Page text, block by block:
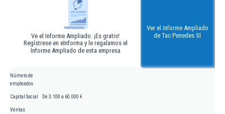
Ve el Informe Ampliado. ¡Es gratis!
Regístrese en eInforma y le regalamos el
Informe Ampliado de esta empresa
Ver el Informe Ampliado
de Tac Penedes Sl
Número de
empleados
Capital Social De 3.100 a 60.000 €
Ventas